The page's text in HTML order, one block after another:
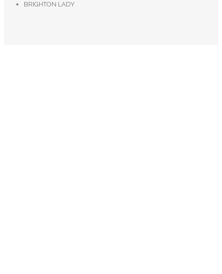
BRIGHTON LADY